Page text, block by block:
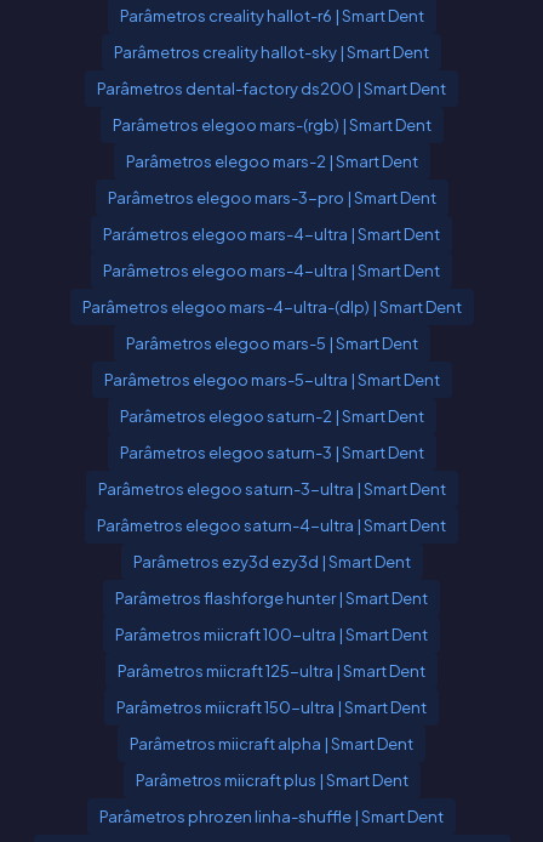
Parâmetros creality hallot-r6 | Smart Dent
Parâmetros creality hallot-sky | Smart Dent
Parâmetros dental-factory ds200 | Smart Dent
Parâmetros elegoo mars-(rgb) | Smart Dent
Parâmetros elegoo mars-2 | Smart Dent
Parâmetros elegoo mars-3-pro | Smart Dent
Parámetros elegoo mars-4-ultra | Smart Dent
Parâmetros elegoo mars-4-ultra | Smart Dent
Parâmetros elegoo mars-4-ultra-(dlp) | Smart Dent
Parâmetros elegoo mars-5 | Smart Dent
Parâmetros elegoo mars-5-ultra | Smart Dent
Parâmetros elegoo saturn-2 | Smart Dent
Parâmetros elegoo saturn-3 | Smart Dent
Parâmetros elegoo saturn-3-ultra | Smart Dent
Parâmetros elegoo saturn-4-ultra | Smart Dent
Parâmetros ezy3d ezy3d | Smart Dent
Parâmetros flashforge hunter | Smart Dent
Parâmetros miicraft 100-ultra | Smart Dent
Parâmetros miicraft 125-ultra | Smart Dent
Parâmetros miicraft 150-ultra | Smart Dent
Parâmetros miicraft alpha | Smart Dent
Parâmetros miicraft plus | Smart Dent
Parâmetros phrozen linha-shuffle | Smart Dent